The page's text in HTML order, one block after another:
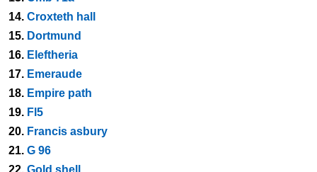
14. Croxteth hall
15. Dortmund
16. Eleftheria
17. Emeraude
18. Empire path
19. Fl5
20. Francis asbury
21. G 96
22. Gold shell